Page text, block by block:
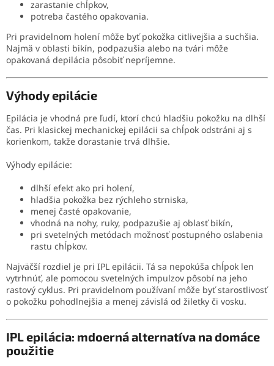
zarastanie chĺpkov,
potreba častého opakovania.
Pri pravidelnom holení môže byť pokožka citlivejšia a suchšia.
Najmä v oblasti bikín, podpazušia alebo na tvári môže
opakovaná depilácia pôsobiť nepríjemne.
Výhody epilácie
Epilácia je vhodná pre ľudí, ktorí chcú hladšiu pokožku na dlhší
čas. Pri klasickej mechanickej epilácii sa chĺpok odstráni aj s
korienkom, takže dorastanie trvá dlhšie.
Výhody epilácie:
dlhší efekt ako pri holení,
hladšia pokožka bez rýchleho strniska,
menej časté opakovanie,
vhodná na nohy, ruky, podpazušie aj oblasť bikín,
pri svetelných metódach možnosť postupného oslabenia
rastu chĺpkov.
Najväčší rozdiel je pri IPL epilácii. Tá sa nepokúša chĺpok len
vytrhnúť, ale pomocou svetelných impulzov pôsobí na jeho
rastový cyklus. Pri pravidelnom používaní môže byť starostlivosť
o pokožku pohodlnejšia a menej závislá od žiletky či vosku.
IPL epilácia: mdoerná alternatíva na domáce
použitie